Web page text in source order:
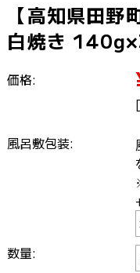
【高知県田野
白焼き
価格:
風呂敷包装:
数量: